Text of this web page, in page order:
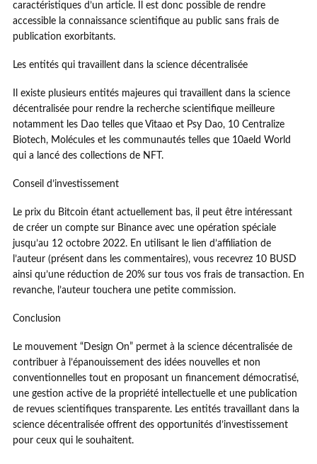
caractéristiques d’un article. Il est donc possible de rendre
accessible la connaissance scientifique au public sans frais de
publication exorbitants.
Les entités qui travaillent dans la science décentralisée
Il existe plusieurs entités majeures qui travaillent dans la science
décentralisée pour rendre la recherche scientifique meilleure
notamment les Dao telles que Vitaao et Psy Dao, 10 Centralize
Biotech, Molécules et les communautés telles que 10aeld World
qui a lancé des collections de NFT.
Conseil d’investissement
Le prix du Bitcoin étant actuellement bas, il peut être intéressant
de créer un compte sur Binance avec une opération spéciale
jusqu’au 12 octobre 2022. En utilisant le lien d’affiliation de
l’auteur (présent dans les commentaires), vous recevrez 10 BUSD
ainsi qu’une réduction de 20% sur tous vos frais de transaction. En
revanche, l’auteur touchera une petite commission.
Conclusion
Le mouvement “Design On” permet à la science décentralisée de
contribuer à l’épanouissement des idées nouvelles et non
conventionnelles tout en proposant un financement démocratisé,
une gestion active de la propriété intellectuelle et une publication
de revues scientifiques transparente. Les entités travaillant dans la
science décentralisée offrent des opportunités d’investissement
pour ceux qui le souhaitent.